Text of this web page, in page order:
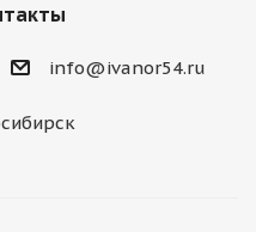
info@ivanor54.ru